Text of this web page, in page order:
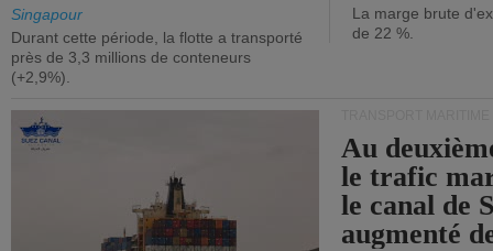
Singapour
Durant cette période, la flotte a transporté
près de 3,3 millions de conteneurs
(+2,9%).
La marge brute
de 22 %.
Au
le trafic
le canal de
augmenté